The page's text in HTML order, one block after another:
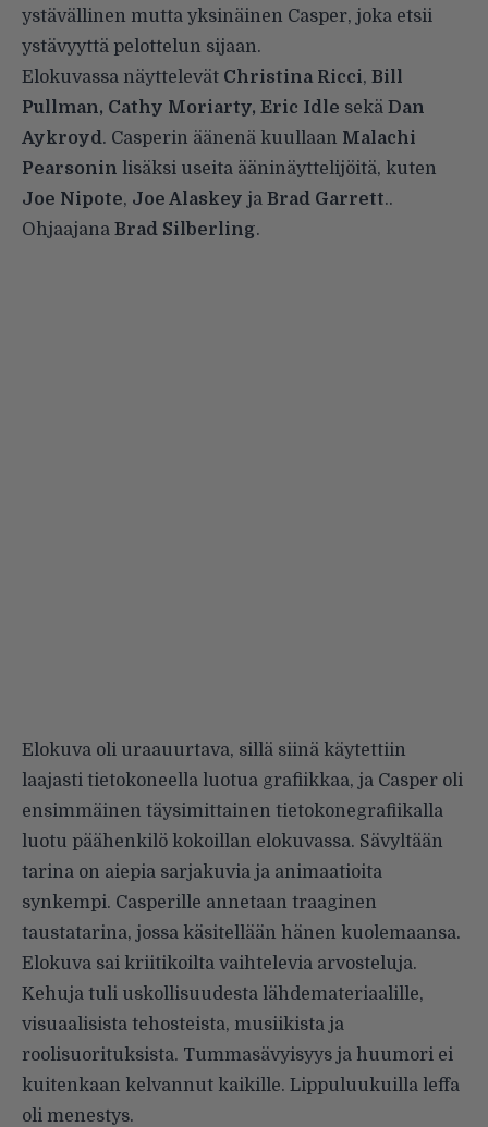
ystävällinen mutta yksinäinen Casper, joka etsii
ystävyyttä pelottelun sijaan.
Elokuvassa näyttelevät Christina Ricci, Bill
Pullman, Cathy Moriarty, Eric Idle sekä Dan
Aykroyd. Casperin äänenä kuullaan Malachi
Pearsonin lisäksi useita ääninäyttelijöitä, kuten
Joe Nipote, Joe Alaskey ja Brad Garrett..
Ohjaajana Brad Silberling.
Elokuva oli uraauurtava, sillä siinä käytettiin
laajasti tietokoneella luotua grafiikkaa, ja Casper oli
ensimmäinen täysimittainen tietokonegrafiikalla
luotu päähenkilö kokoillan elokuvassa. Sävyltään
tarina on aiepia sarjakuvia ja animaatioita
synkempi. Casperille annetaan traaginen
taustatarina, jossa käsitellään hänen kuolemaansa.
Elokuva sai kriitikoilta vaihtelevia arvosteluja.
Kehuja tuli uskollisuudesta lähdemateriaalille,
visuaalisista tehosteista, musiikista ja
roolisuorituksista. Tummasävyisyys ja huumori ei
kuitenkaan kelvannut kaikille. Lippuluukuilla leffa
oli menestys.